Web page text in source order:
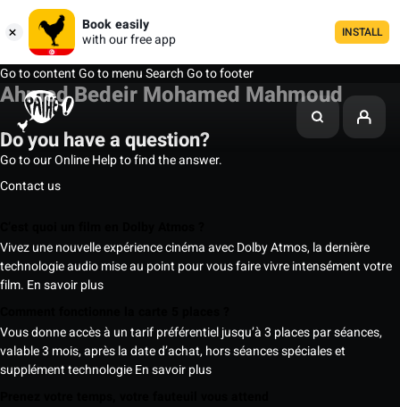
Book easily
with our free app
INSTALL
Go to contentGo to menuSearchGo to footer
Ahmed Bedeir Mohamed Mahmoud
Do you have a question?
Go to our Online Help to find the answer.
Contact us
Vivez une nouvelle expérience cinéma avec Dolby Atmos, la dernière
technologie audio mise au point pour vous faire vivre intensément votre
film. En savoir plus
Vous donne accès à un tarif préférentiel jusqu’à 3 places par séances,
valable 3 mois, après la date d’achat, hors séances spéciales et
supplément technologieEn savoir plus